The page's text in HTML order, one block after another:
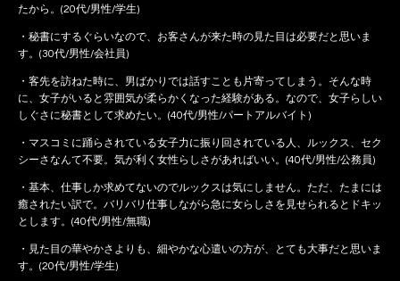
たから。(20代/男性/学生)
・秘書にするぐらいなので、お客さんが来た時の見た目は必要だと思いま
す。(30代/男性/会社員)
・客先を訪ねた時に、男ばかりでは話すことも片寄ってしまう。そんな時
に、女子がいると雰囲気が柔らかくなった経験がある。なので、女子らしい
しぐさに秘書として求めたい。(40代/男性/パートアルバイト)
・マスコミに踊らされている女子力に振り回されている人、ルックス、セク
シーさなんて不要。気が利く女性らしさがあればいい。(40代/男性/公務員)
・基本、仕事しか求めてないのでルックスは気にしません。ただ、たまには
癒されたい訳で。バリバリ仕事しながら急に女らしさを見せられるとドキッ
とします。(40代/男性/無職)
・見た目の華やかさよりも、細やかな心遣いの方が、とても大事だと思いま
す。(20代/男性/学生)